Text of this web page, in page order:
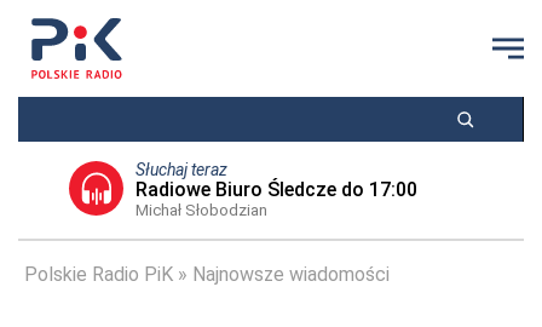
Słuchaj teraz
Radiowe Biuro Śledcze do 17:00
Michał Słobodzian
Polskie Radio PiK Najnowsze wiadomości